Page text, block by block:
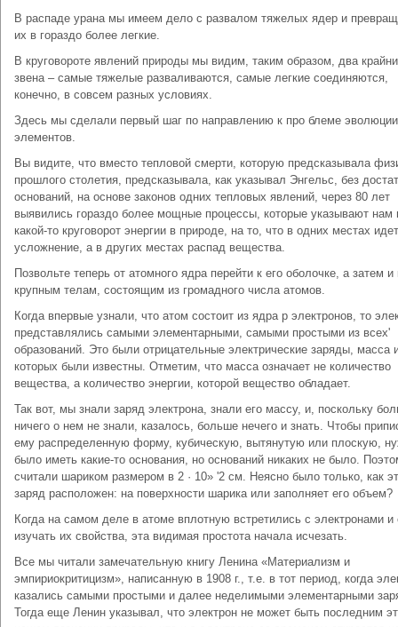
В распаде урана мы имеем дело с развалом тяжелых ядер и
их в гораздо более легкие.
В круговороте явлений природы мы видим, таким образом, два
звена – самые тяжелые разваливаются, самые легкие соединяются,
конечно, в совсем разных условиях.
Здесь мы сделали первый шаг по направлению к про блеме эволюции
элементов.
Вы видите, что вместо тепловой смерти, которую предсказывала
прошлого столетия, предсказывала, как указывал Энгельс, без
оснований, на основе законов одних тепловых явлений, через 80 лет
выявились гораздо более мощные процессы, которые указывают нам
какой-то круговорот энергии в природе, на то, что в одних местах идет
усложнение, а в других местах распад вещества.
Позвольте теперь от атомного ядра перейти к его оболочке, а затем и
крупным телам, состоящим из громадного числа атомов.
Когда впервые узнали, что атом состоит из ядра р электронов, то
представлялись самыми элементарными, самыми простыми из всех'
образований. Это были отрицательные электрические заряды, масса
которых были известны. Отметим, что масса означает не количество
вещества, а количество энергии, которой вещество обладает.
Так вот, мы знали заряд электрона, знали его массу, и, поскольку
ничего о нем не знали, казалось, больше нечего и знать. Чтобы
ему распределенную форму, кубическую, вытянутую или плоскую,
было иметь какие-то основания, но оснований никаких не было.
считали шариком размером в 2 · 10» '2 см. Неясно было только, как
заряд расположен: на поверхности шарика или заполняет его объем?
Когда на самом деле в атоме вплотную встретились с электронами и
изучать их свойства, эта видимая простота начала исчезать.
Все мы читали замечательную книгу Ленина «Материализм и
эмпириокритицизм», написанную в 1908 г., т.е. в тот период, когда
казались самыми простыми и далее неделимыми элементарными
Тогда еще Ленин указывал, что электрон не может быть последним